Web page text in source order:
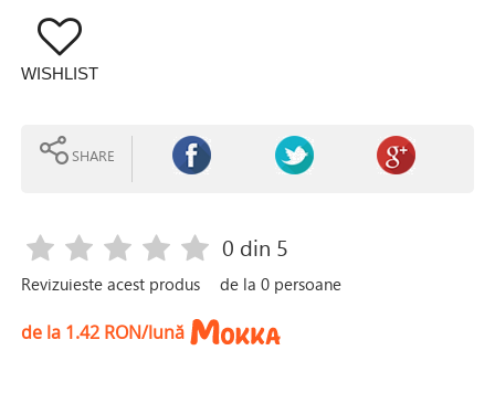
WISHLIST
SHARE
Revizuieste acest produs
0 din 5
de la0 persoane
de la 1.42 RON/lună